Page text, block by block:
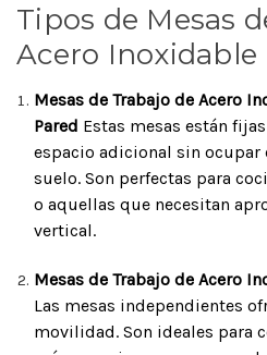
Tipos de Mesas
Acero Inoxidable
Mesas de Trabajo de Acero
Pared Estas mesas están
espacio adicional sin ocupar
suelo. Son perfectas para
o aquellas que necesitan
vertical.
Mesas de Trabajo de Acero
Las mesas independientes
movilidad. Son ideales para